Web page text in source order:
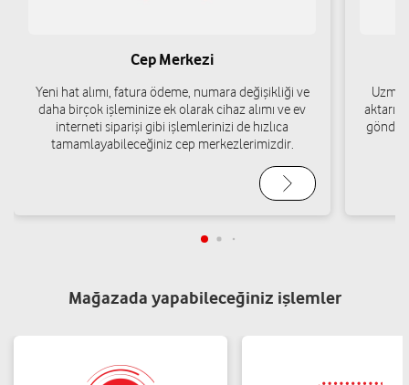
Güzelyalı Eğitim Mah.Burgaz Cad.No:10/A Mudanya/Bursa
05303824736
Yol tarifi al
Mustafa Kemalpaşa Cad.No:77 Mudanya-Bursa Mudanya/Bursa
EFE İLETİŞİM-YUNUS DAL
05396225752
Cep Merkezi
Yeni hat alımı, fatura ödeme, numara değişikliği ve
daha birçok işleminize ek olarak cihaz alımı ve ev
interneti siparişi gibi işlemlerinizi de hızlıca
tamamlayabileceğiniz cep merkezlerimizdir.
Mağazada yapabileceğiniz işlemler